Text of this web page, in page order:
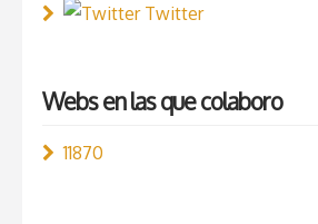
Twitter
Webs en las que colaboro
11870